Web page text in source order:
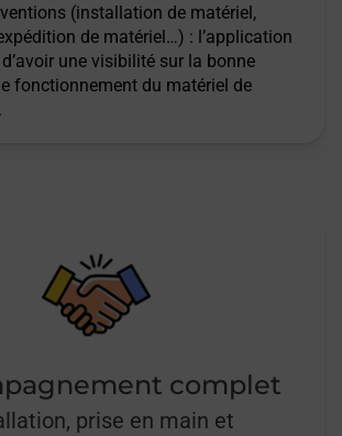
(installation de matériel,
de matériel…) : l’application
une visibilité sur la bonne
fonctionnement du matériel de
complet
prise en main et